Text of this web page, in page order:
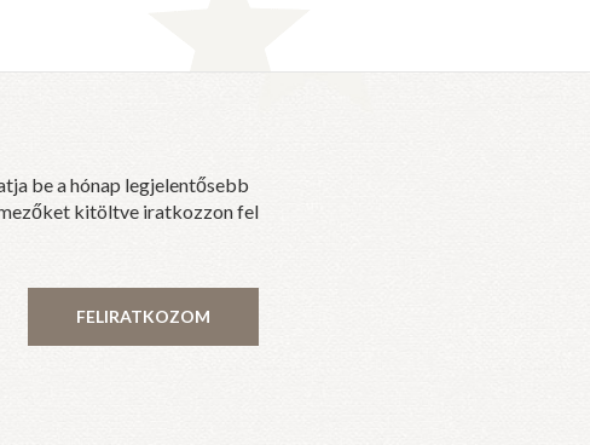
be a hónap legjelentősebb
kitöltve iratkozzon fel
FELIRATKOZOM